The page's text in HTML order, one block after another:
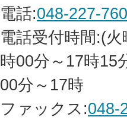
電話:048-227-
電話受付時間:(
時00分～17時15
00分～17時
ファックス:048-